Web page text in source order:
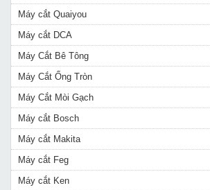
Máy cắt Quaiyou
Máy cắt DCA
Máy Cắt Bê Tông
Máy Cắt Ống Tròn
Máy Cắt Mòi Gạch
Máy cắt Bosch
Máy cắt Makita
Máy cắt Feg
Máy cắt Ken